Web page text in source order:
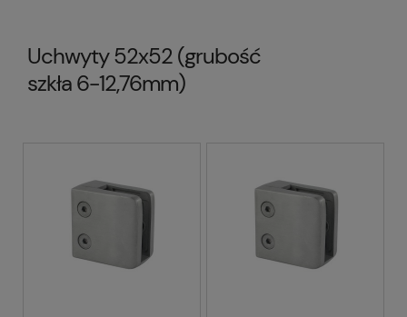
Uchwyty 52x52 (grubość
szkła 6-12,76mm)